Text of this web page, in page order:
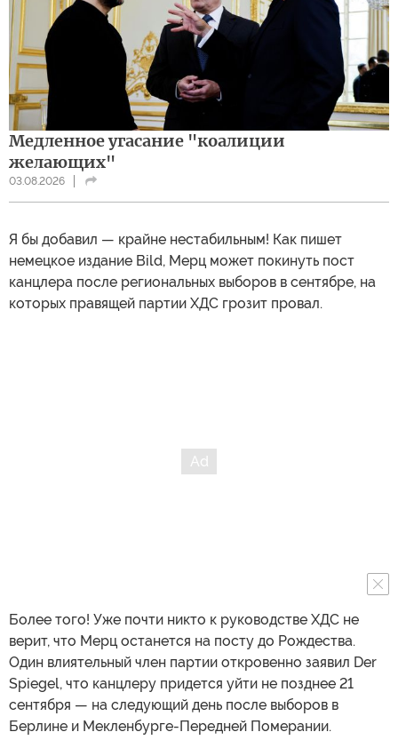
Медленное угасание "коалиции
желающих"
03.08.2026
Я бы добавил — крайне нестабильным! Как пишет
немецкое издание Bild, Мерц может покинуть пост
канцлера после региональных выборов в сентябре, на
которых правящей партии ХДС грозит провал.
Более того! Уже почти никто к руководстве ХДС не
верит, что Мерц останется на посту до Рождества.
Один влиятельный член партии откровенно заявил Der
Spiegel, что канцлеру придется уйти не позднее 21
сентября — на следующий день после выборов в
Берлине и Мекленбурге-Передней Померании.